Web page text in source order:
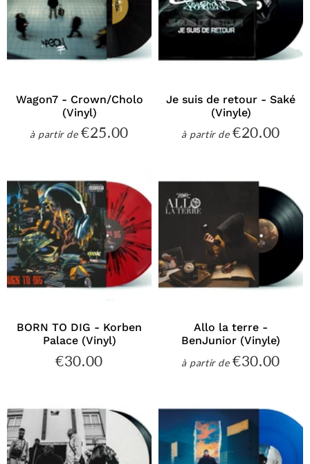
Wagon7 - Crown/Cholo
(Vinyl)
à partir dePrix
€25.00
Je suis de retour - Saké
(Vinyle)
à partir dePrix
€20.00
BORN TO DIG - Korben
Palace (Vinyl)
Prix
€30.00
Allo la terre -
BenJunior (Vinyle)
à partir dePrix
€30.00